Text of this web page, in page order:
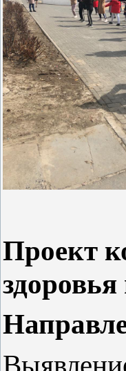
Проект